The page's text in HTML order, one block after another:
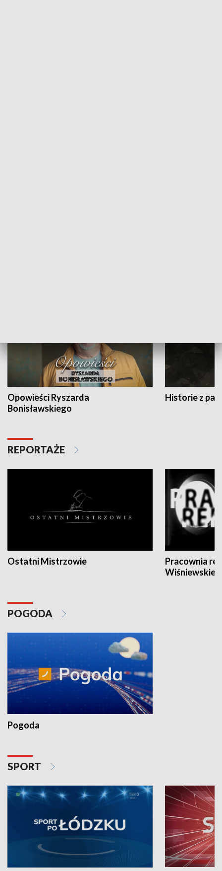
Opowieści Ryszarda
Bonisławskiego
Historie z
REPORTAŻE
Ostatni Mistrzowie
Pracownia
POGODA
Pogoda
SPORT